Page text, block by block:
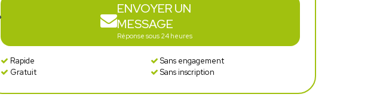
ENVOYER UN
MESSAGE
Réponse sous 24 heures
Rapide
Sans engagement
Gratuit
Sans inscription